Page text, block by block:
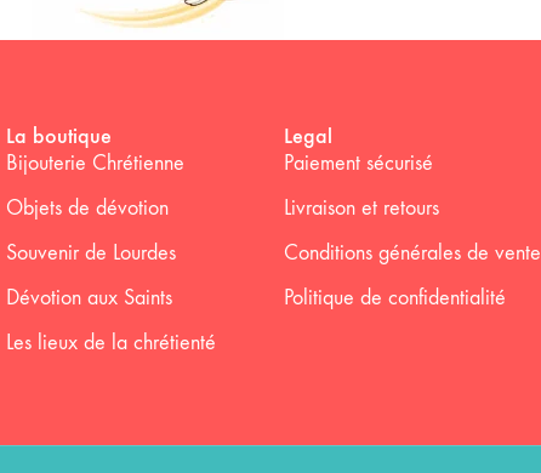
La boutique
Bijouterie Chrétienne
Objets de dévotion
Souvenir de Lourdes
Dévotion aux Saints
Les lieux de la chrétienté
Legal
Paiement sécurisé
Livraison et retours
Conditions générales de vente
Politique de confidentialité